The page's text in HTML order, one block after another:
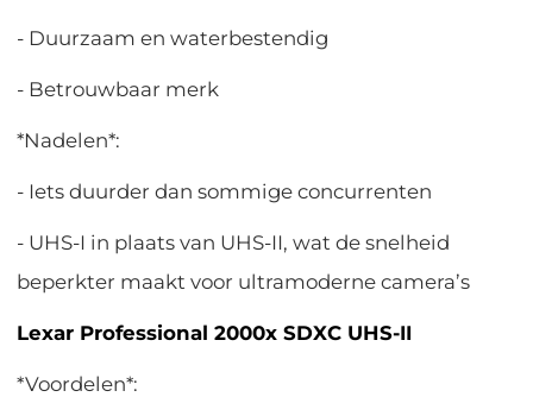
- Duurzaam en waterbestendig
- Betrouwbaar merk
*Nadelen*:
- Iets duurder dan sommige concurrenten
- UHS-I in plaats van UHS-II, wat de snelheid
beperkter maakt voor ultramoderne camera’s
Lexar Professional 2000x SDXC UHS-II
*Voordelen*: